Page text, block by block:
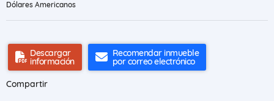
Dólares Americanos
Descargar
información
Recomendar inmueble
por correo electrónico
Compartir